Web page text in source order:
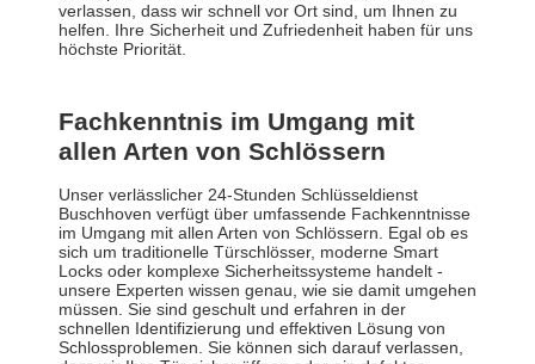
verlassen, dass wir schnell vor Ort sind, um Ihnen zu
helfen. Ihre Sicherheit und Zufriedenheit haben für uns
höchste Priorität.
Fachkenntnis im Umgang mit
allen Arten von Schlössern
Unser verlässlicher 24-Stunden Schlüsseldienst
Buschhoven verfügt über umfassende Fachkenntnisse
im Umgang mit allen Arten von Schlössern. Egal ob es
sich um traditionelle Türschlösser, moderne Smart
Locks oder komplexe Sicherheitssysteme handelt -
unsere Experten wissen genau, wie sie damit umgehen
müssen. Sie sind geschult und erfahren in der
schnellen Identifizierung und effektiven Lösung von
Schlossproblemen. Sie können sich darauf verlassen,